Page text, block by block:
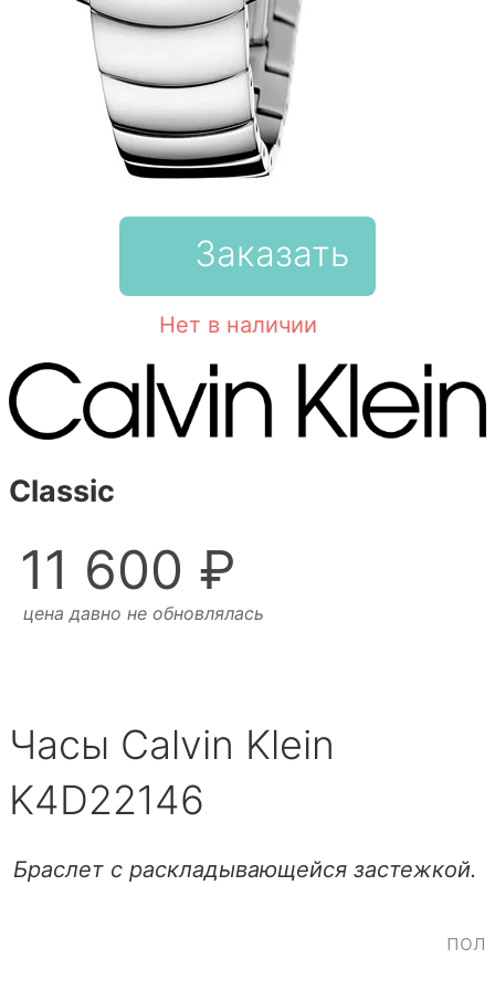
Заказать
Нет в наличии
Classic
11 600 ₽
цена давно не обновлялась
Часы Calvin Klein
K4D22146
Браслет с раскладывающейся застежкой.
пол